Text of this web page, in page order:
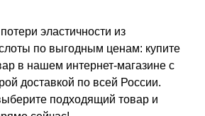
эластичности из
по выгодным ценам: купите
в нашем интернет-магазине с
доставкой по всей России.
подходящий товар и